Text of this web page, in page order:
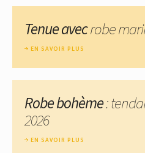
Tenue avecrobe
EN SAVOIR PLUS
Robe bohème:
2026
EN SAVOIR PLUS